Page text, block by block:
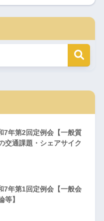
7年第2回定例会【一般質
交通課題・シェアサイク
7年第1回定例会【一般会
等】